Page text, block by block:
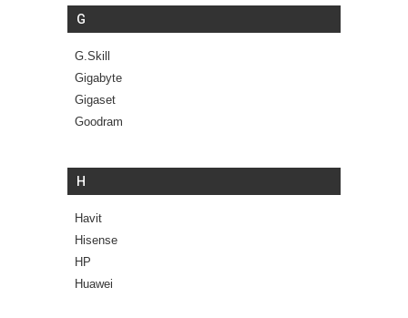
G
G.Skill
Gigabyte
Gigaset
Goodram
H
Havit
Hisense
HP
Huawei